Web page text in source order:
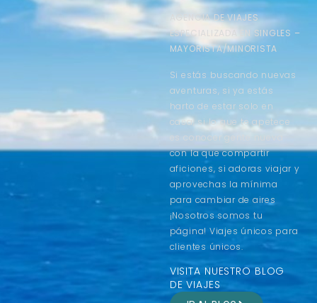
AGENCIA DE VIAJES
ESPECIALIZADA EN SINGLES –
MAYORISTA/MINORISTA
Si estás buscando nuevas
aventuras, si ya estás
harto de estar solo en
casa, si lo que te apetece
es conocer gente nueva
con la que compartir
aficiones, si adoras viajar y
aprovechas la mínima
para cambiar de aires
¡Nosotros somos tu
página! Viajes únicos para
clientes únicos.
VISITA NUESTRO BLOG
DE VIAJES